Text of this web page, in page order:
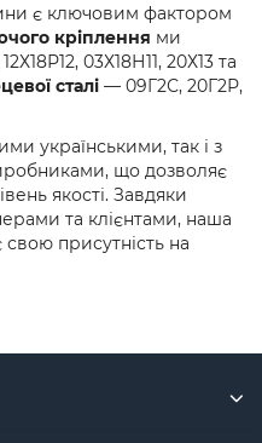
є ключовим фактором
кріплення ми
03Х18Н11, 20Х13 та
сталі — 09Г2С, 20Г2Р,
українськими, так і з
що дозволяє
якості. Завдяки
та клієнтами, наша
присутність на